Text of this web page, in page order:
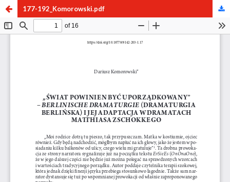
177-192_Komorowski.pdf